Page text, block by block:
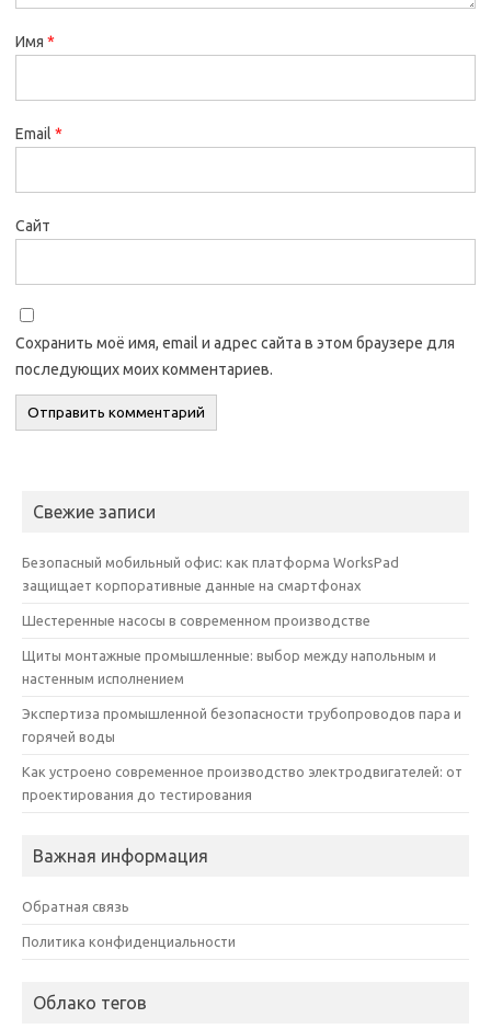
Имя *
Email *
Сайт
Сохранить моё имя, email и адрес сайта в этом браузере для
последующих моих комментариев.
Свежие записи
Безопасный мобильный офис: как платформа WorksPad
защищает корпоративные данные на смартфонах
Шестеренные насосы в современном производстве
Щиты монтажные промышленные: выбор между напольным и
настенным исполнением
Экспертиза промышленной безопасности трубопроводов пара и
горячей воды
Как устроено современное производство электродвигателей: от
проектирования до тестирования
Важная информация
Обратная связь
Политика конфиденциальности
Облако тегов